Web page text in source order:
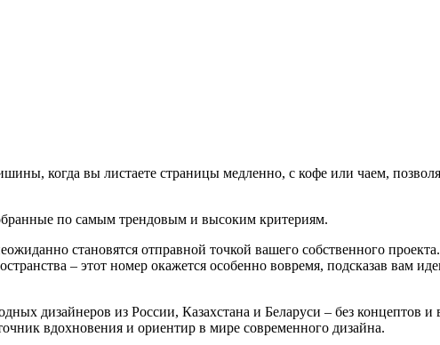
когда вы листаете страницы медленно, с кофе или чаем,
по самым трендовым и высоким критериям.
становятся отправной точкой вашего собственного проекта.
– этот номер окажется особенно вовремя, подсказав вам
из России, Казахстана и Беларуси – без концептов и
вдохновения и ориентир в мире современного дизайна.